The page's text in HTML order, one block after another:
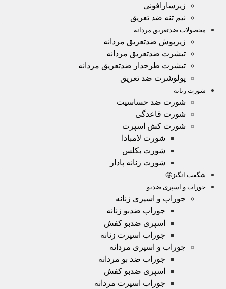
زیرسارافونی
نیم تنه ضد تعریق
محصولات ضدتعریق مردانه
زیرپوش ضدتعریق مردانه
تیشرت ضدتعریق مردانه
تیشرت طرحدار ضدتعریق مردانه
پولوشرت ضد تعریق
شورت زنانه
شورت ضد حساسیت
شورت قاعدگی
شورت کش اسپرت
شورت لامبادا
شورت بکلس
شورت زنانه پادار
شگفت انگیز🤩
جوراب و اسپری ضدبو
جوراب و اسپری زنانه
جوراب ضدبو زنانه
اسپری ضدبو کفش
جوراب اسپرت زنانه
جوراب و اسپری مردانه
جوراب ضد بو مردانه
اسپری ضدبو کفش
جوراب اسپرت مردانه